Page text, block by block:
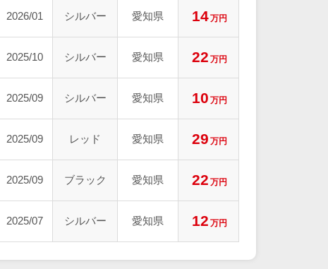
2026/01 シルバー 愛知県 14万円
2025/10 シルバー 愛知県 22 万円
2025/09 シルバー 愛知県 10 万円
2025/09 レッド 愛知県 29 万円
2025/09 ブラック 愛知県 22 万円
2025/07 シルバー 愛知県 12 万円